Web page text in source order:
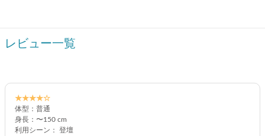
レビュー一覧
★★★★☆
体型：普通
身長：〜150 cm
利用シーン： 登壇